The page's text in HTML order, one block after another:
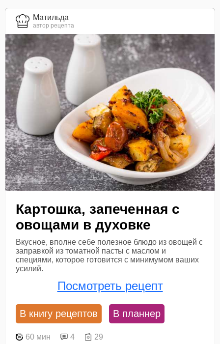
Матильда
автор рецепта
Картошка, запеченная с
овощами в духовке
Вкусное, вполне себе полезное блюдо из овощей с
заправкой из томатной пасты с маслом и
специями, которое готовится с минимумом ваших
усилий.
Посмотреть рецепт
В книгу рецептов В планнер
60 мин 4 29